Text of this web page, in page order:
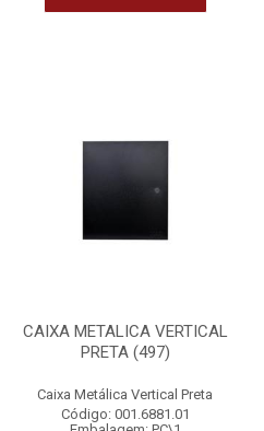
CAIXA METALICA VERTICAL
PRETA (497)
Caixa Metálica Vertical Preta
Código: 001.6881.01